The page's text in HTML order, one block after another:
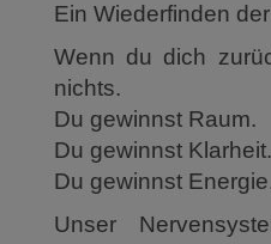
Ein Wiederfinden
Wenn du dich
nichts.
Du gewinnst Raum.
Du gewinnst Klarheit.
Du gewinnst
Unser